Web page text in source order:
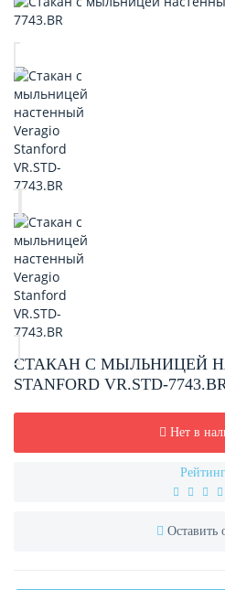
СТАКАН С МЫЛЬНИЦЕЙ
STANFORD VR.STD-
Нет в
Оставить